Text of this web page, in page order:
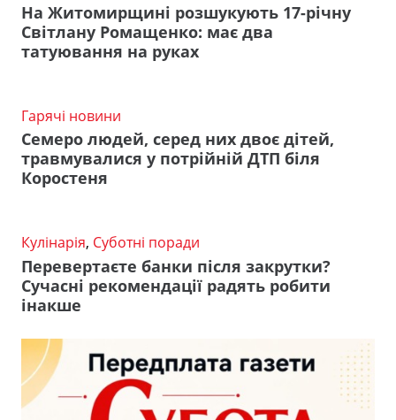
На Житомирщині розшукують 17-річну
Світлану Ромащенко: має два
татуювання на руках
Гарячі новини
Семеро людей, серед них двоє дітей,
травмувалися у потрійній ДТП біля
Коростеня
Кулінарія, Суботні поради
Перевертаєте банки після закрутки?
Сучасні рекомендації радять робити
інакше